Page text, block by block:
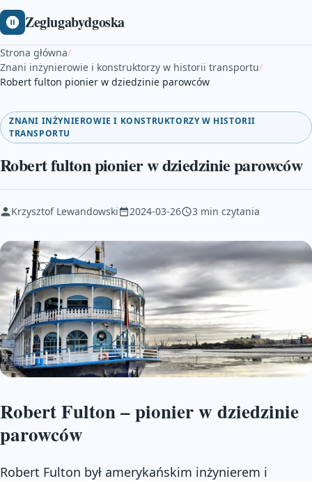
Zeglugabydgoska
Strona główna/
Znani inżynierowie i konstruktorzy w historii transportu/
Robert fulton pionier w dziedzinie parowców
ZNANI INŻYNIEROWIE I KONSTRUKTORZY W HISTORII
TRANSPORTU
Robert fulton pionier w dziedzinie parowców
Krzysztof Lewandowski 2024-03-26 3 min czytania
Robert Fulton – pionier w dziedzinie
parowców
Robert Fulton był amerykańskim inżynierem i